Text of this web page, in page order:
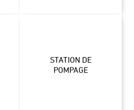
STATION DE
POMPAGE